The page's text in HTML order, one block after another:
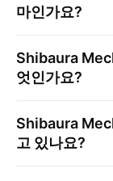
마인가요?
Shibaura
엇인가요?
Shibaura
고 있나요?